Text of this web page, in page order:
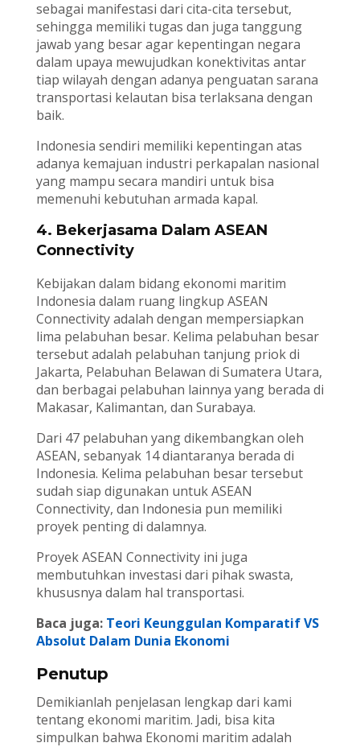
sebagai manifestasi dari cita-cita tersebut,
sehingga memiliki tugas dan juga tanggung
jawab yang besar agar kepentingan negara
dalam upaya mewujudkan konektivitas antar
tiap wilayah dengan adanya penguatan sarana
transportasi kelautan bisa terlaksana dengan
baik.
Indonesia sendiri memiliki kepentingan atas
adanya kemajuan industri perkapalan nasional
yang mampu secara mandiri untuk bisa
memenuhi kebutuhan armada kapal.
4. Bekerjasama Dalam ASEAN
Connectivity
Kebijakan dalam bidang ekonomi maritim
Indonesia dalam ruang lingkup ASEAN
Connectivity adalah dengan mempersiapkan
lima pelabuhan besar. Kelima pelabuhan besar
tersebut adalah pelabuhan tanjung priok di
Jakarta, Pelabuhan Belawan di Sumatera Utara,
dan berbagai pelabuhan lainnya yang berada di
Makasar, Kalimantan, dan Surabaya.
Dari 47 pelabuhan yang dikembangkan oleh
ASEAN, sebanyak 14 diantaranya berada di
Indonesia. Kelima pelabuhan besar tersebut
sudah siap digunakan untuk ASEAN
Connectivity, dan Indonesia pun memiliki
proyek penting di dalamnya.
Proyek ASEAN Connectivity ini juga
membutuhkan investasi dari pihak swasta,
khususnya dalam hal transportasi.
Baca juga: Teori Keunggulan Komparatif VS
Absolut Dalam Dunia Ekonomi
Penutup
Demikianlah penjelasan lengkap dari kami
tentang ekonomi maritim. Jadi, bisa kita
simpulkan bahwa Ekonomi maritim adalah